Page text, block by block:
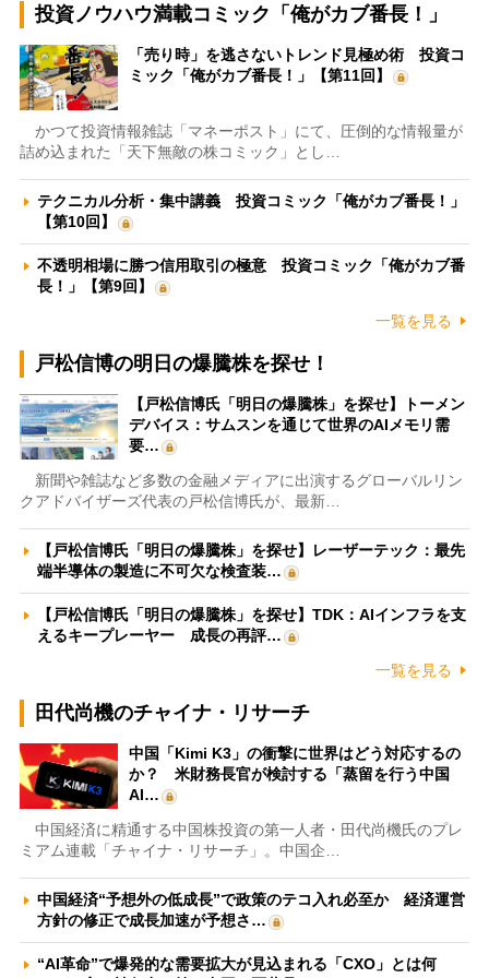
投資ノウハウ満載コミック「俺がカブ番長！」
「売り時」を逃さないトレンド見極め術 投資コ
ミック「俺がカブ番長！」【第11回】
かつて投資情報雑誌「マネーポスト」にて、圧倒的な情報量が
詰め込まれた「天下無敵の株コミック」とし…
テクニカル分析・集中講義 投資コミック「俺がカブ番長！」
【第10回】
不透明相場に勝つ信用取引の極意 投資コミック「俺がカブ番
長！」【第9回】
一覧を見る
戸松信博の明日の爆騰株を探せ！
【戸松信博氏「明日の爆騰株」を探せ】トーメン
デバイス：サムスンを通じて世界のAIメモリ需
要…
新聞や雑誌など多数の金融メディアに出演するグローバルリン
クアドバイザーズ代表の戸松信博氏が、最新…
【戸松信博氏「明日の爆騰株」を探せ】レーザーテック：最先
端半導体の製造に不可欠な検査装…
【戸松信博氏「明日の爆騰株」を探せ】TDK：AIインフラを支
えるキープレーヤー 成長の再評…
一覧を見る
田代尚機のチャイナ・リサーチ
中国「Kimi K3」の衝撃に世界はどう対応するの
か？ 米財務長官が検討する「蒸留を行う中国
AI…
中国経済に精通する中国株投資の第一人者・田代尚機氏のプレ
ミアム連載「チャイナ・リサーチ」。中国企…
中国経済“予想外の低成長”で政策のテコ入れ必至か 経済運営
方針の修正で成長加速が予想さ…
“AI革命”で爆発的な需要拡大が見込まれる「CXO」とは何